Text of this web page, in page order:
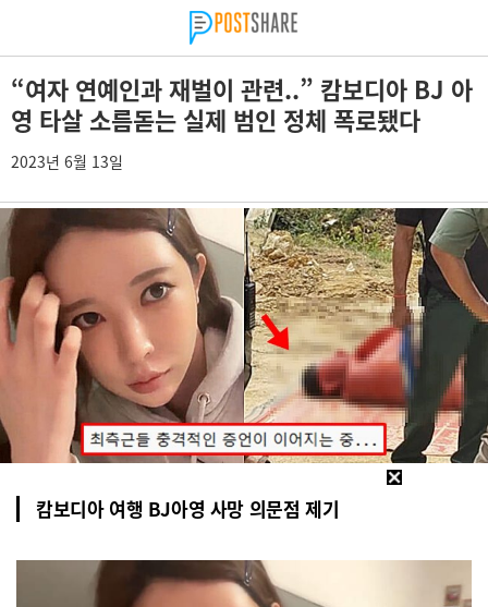
“여자 연예인과 재벌이 관련..” 캄보디아 BJ 아
영 타살 소름돋는 실제 범인 정체 폭로됐다
2023년 6월 13일
캄보디아 여행 BJ아영 사망 의문점 제기